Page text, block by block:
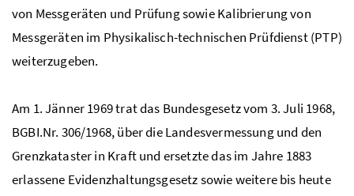
von Messgeräten und Prüfung sowie Kalibrierung von
Messgeräten im Physikalisch-technischen Prüfdienst (PTP)
weiterzugeben.
Am 1. Jänner 1969 trat das Bundesgesetz vom 3. Juli 1968,
BGBI.Nr. 306/1968, über die Landesvermessung und den
Grenzkataster in Kraft und ersetzte das im Jahre 1883
erlassene Evidenzhaltungsgesetz sowie weitere bis heute